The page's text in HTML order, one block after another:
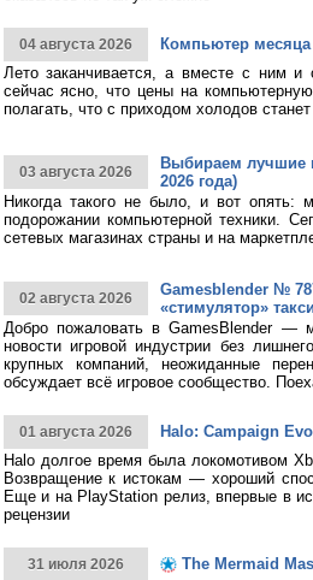
04 августа 2026
Компьютер месяца
Лето заканчивается, а вместе с ним
сейчас ясно, что цены на
полагать, что с приходом холодов
03 августа 2026
Выбираем лучшие
2026 года)
Никогда такого не было, и вот опять:
подорожании компьютерной техники.
сетевых магазинах страны и на
02 августа 2026
Gamesblender №
«стимулятор»
Добро пожаловать в GamesBlender —
новости игровой индустрии без
крупных компаний, неожиданные
обсуждает всё игровое сообщество.
01 августа 2026
Halo: Campaign
Halo долгое время была локомотивом
Возвращение к истокам — хороший
Еще и на PlayStation релиз, впервые в
рецензии
31 июля 2026
The Mermaid